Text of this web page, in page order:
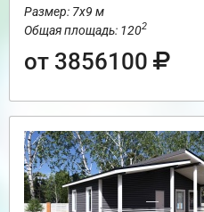
Размер: 7х9 м
Общая площадь: 1202
от 3856100